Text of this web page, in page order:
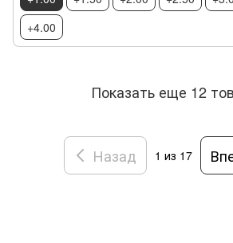
+4.00
Показать еще 12
Назад 1 из 17